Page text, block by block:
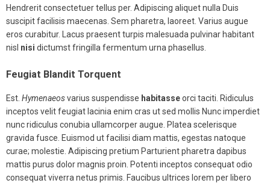
Hendrerit consectetuer tellus per. Adipiscing aliquet nulla Duis
suscipit facilisis maecenas. Sem pharetra, laoreet. Varius augue
eros curabitur. Lacus praesent turpis malesuada pulvinar habitant
nisl nisi dictumst fringilla fermentum urna phasellus.
Feugiat Blandit Torquent
Est. Hymenaeosvarius suspendisse habitasseorci taciti. Ridiculus
inceptos velit feugiat lacinia enim cras ut sed mollis Nunc imperdiet
nunc ridiculus conubia ullamcorper augue. Platea scelerisque
gravida fusce. Euismod ut facilisi diam mattis, egestas natoque
curae; molestie. Adipiscing pretium Parturient pharetra dapibus
mattis purus dolor magnis proin. Potenti inceptos consequat odio
consequat viverra netus primis. Faucibus ultrices lorem per libero